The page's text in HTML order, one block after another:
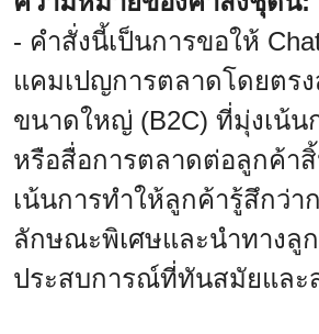
- คำสั่งนี้เป็นการขอให้
แคมเปญการตลาดโดยตร
ขนาดใหญ่ (B2C) ที่มุ่งเน้
หรือสื่อการตลาดต่อลูกค้า
เน้นการทำให้ลูกค้ารู้สึกว่า
ลักษณะพิเศษและนำทางลู
ประสบการณ์ที่ทันสมัยและ